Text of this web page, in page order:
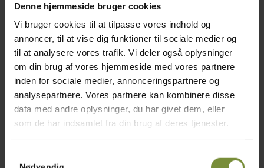
Denne hjemmeside bruger cookies
Vi bruger cookies til at tilpasse vores indhold og
annoncer, til at vise dig funktioner til sociale medier og
til at analysere vores trafik. Vi deler også oplysninger
om din brug af vores hjemmeside med vores partnere
inden for sociale medier, annonceringspartnere og
analysepartnere. Vores partnere kan kombinere disse
data med andre oplysninger, du har givet dem, eller
som de har indsamlet fra din brug af deres tjenester.
Fjern skindet fra kyllingebrystet og kog det
under låg i ca. 20 minutter i saltet vand.
Pak kyllingebrystet ind i film og afkøl det i
køleskabet i 1 time eller to derefter.
Skær kyllingen ud i tynde skiver med en
skarp kniv og anret skiverne på et fad
Krydr kyllingen med salt og peber.
. Skær appelsinen ud i fileter med en skarp